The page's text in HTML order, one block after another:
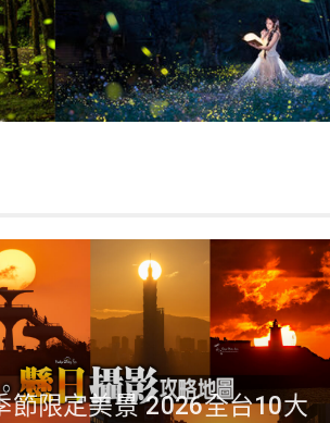
節限定美景 2026全台10大